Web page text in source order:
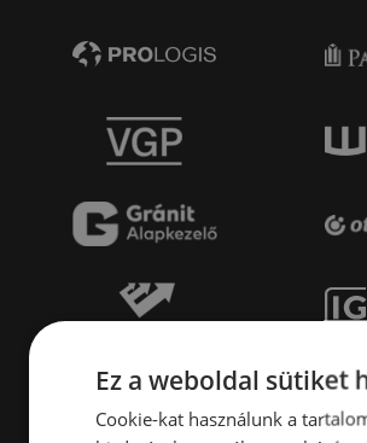
Ez a weboldal sütiket
Cookie-kat használunk a